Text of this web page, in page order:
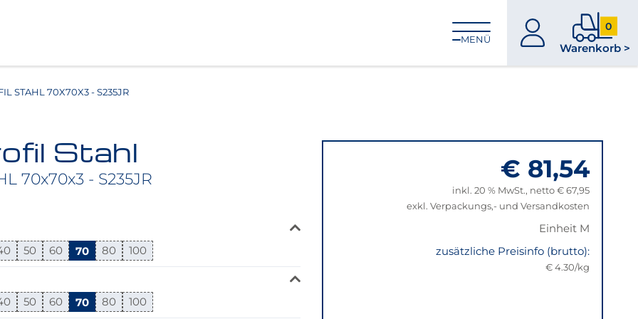
MENÜ
zum
0
Warenkorb >
0
im
STAHL 70X70X3 - S235JR
Stahl
70x70x3 - S235JR
50 60 70 80 100
50 60 70 80 100
€ 81,54
inkl. 20 % MwSt., netto € 67,95
exkl. Verpackungs,- und Versandkosten
Einheit M
zusätzliche Preisinfo (brutto):
€ 4.30/kg